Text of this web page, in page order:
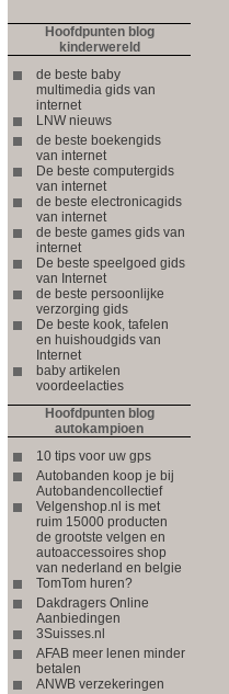
Hoofdpunten blog
kinderwereld
de beste baby
multimedia gids van
internet
LNW nieuws
de beste boekengids
van internet
De beste computergids
van internet
de beste electronicagids
van internet
de beste games gids van
internet
De beste speelgoed gids
van Internet
de beste persoonlijke
verzorging gids
De beste kook, tafelen
en huishoudgids van
Internet
baby artikelen
voordeelacties
Hoofdpunten blog
autokampioen
10 tips voor uw gps
Autobanden koop je bij
Autobandencollectief
Velgenshop.nl is met
ruim 15000 producten
de grootste velgen en
autoaccessoires shop
van nederland en belgie
TomTom huren?
Dakdragers Online
Aanbiedingen
3Suisses.nl
AFAB meer lenen minder
betalen
ANWB verzekeringen